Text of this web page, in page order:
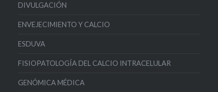
DIVULGACIÓN
ENVEJECIMIENTO Y CALCIO
ESDUVA
FISIOPATOLOGÍA DEL CALCIO INTRACELULAR
GENÓMICA MÉDICA